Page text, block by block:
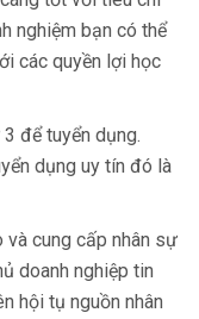
nghiệm bạn có thể
các quyền lợi học
để tuyển dụng.
dụng uy tín đó là
cung cấp nhân sự
doanh nghiệp tin
hội tụ nguồn nhân